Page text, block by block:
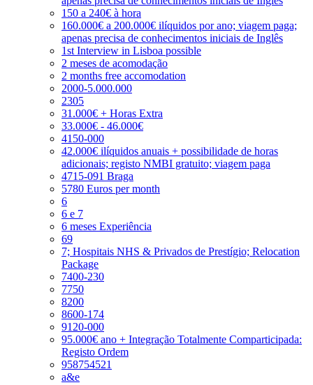
150 a 240€ à hora
160.000€ a 200.000€ ilíquidos por ano; viagem paga;
apenas precisa de conhecimentos iniciais de Inglês
1st Interview in Lisboa possible
2 meses de acomodação
2 months free accomodation
2000-5.000.000
2305
31.000€ + Horas Extra
33.000€ - 46.000€
4150-000
42.000€ ilíquidos anuais + possibilidade de horas
adicionais; registo NMBI gratuito; viagem paga
4715-091 Braga
5780 Euros per month
6
6 e 7
6 meses Experiência
69
7; Hospitais NHS & Privados de Prestígio; Relocation
Package
7400-230
7750
8200
8600-174
9120-000
95.000€ ano + Integração Totalmente Comparticipada:
Registo Ordem
958754521
a&e